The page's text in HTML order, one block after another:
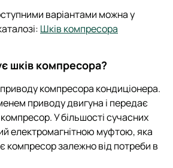
варіантами можна у
Шків компресора
шків компресора?
компресора кондиціонера.
приводу двигуна і передає
У більшості сучасних
електромагнітною муфтою, яка
компресор залежно від потреби в